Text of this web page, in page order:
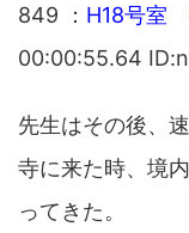
849 ： H18号室
00:00:55.64
先生はその後、
寺に来た時、境
ってきた。